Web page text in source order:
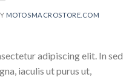
MOTOSMACROSTORE.COM
adipiscing elit. In sed
iaculis ut purus ut,